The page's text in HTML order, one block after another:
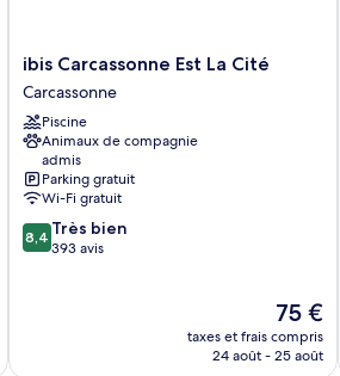
ibis
Carcassonne
Est
La
Cité
Carcassonne
ibis Carcassonne Est La Cité
Carcassonne
Piscine
Animaux de compagnie
admis
Parking gratuit
Wi-Fi gratuit
8.4
sur
8,4 Très bien
393 avis
Le
nouveau
prix
75 €
taxes et frais compris
24 août - 25 août